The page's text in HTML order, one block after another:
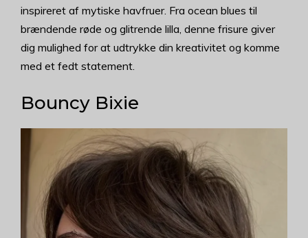
inspireret af mytiske havfruer. Fra ocean blues til
brændende røde og glitrende lilla, denne frisure giver
dig mulighed for at udtrykke din kreativitet og komme
med et fedt statement.
Bouncy Bixie